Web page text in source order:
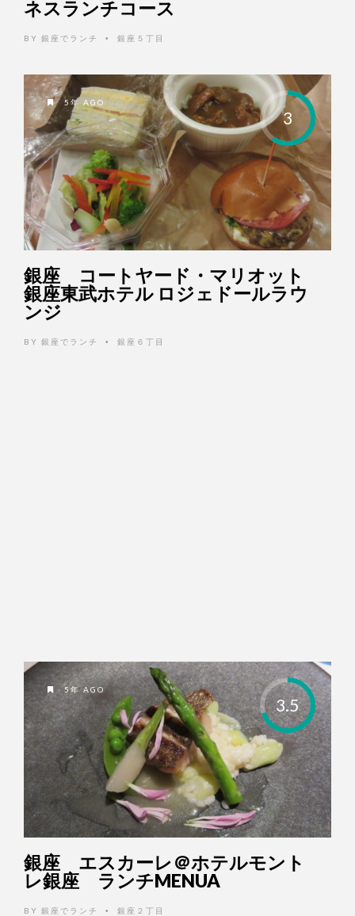
ネスランチコース
BY 銀座でランチ • 銀座５丁目
3
5年 AGO
銀座 コートヤード・マリオット
銀座東武ホテル ロジェドールラウ
ンジ
BY 銀座でランチ • 銀座６丁目
3.5
5年 AGO
銀座 エスカーレ＠ホテルモント
レ銀座 ランチMENUA
BY 銀座でランチ • 銀座２丁目